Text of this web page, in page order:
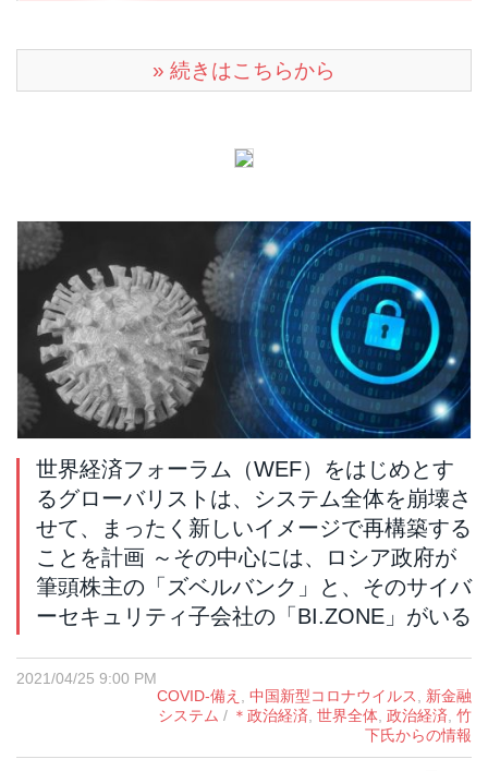
» 続きはこちらから
世界経済フォーラム（WEF）をはじめとす
るグローバリストは、システム全体を崩壊さ
せて、まったく新しいイメージで再構築する
ことを計画 ～その中心には、ロシア政府が
筆頭株主の「ズベルバンク」と、そのサイバ
ーセキュリティ子会社の「BI.ZONE」がいる
2021/04/25 9:00 PM
COVID-備え
中国新型コロナウイルス
新金融
システム / ＊政治経済 世界全体 政治経済 竹
下氏からの情報